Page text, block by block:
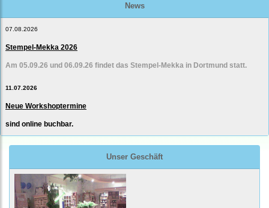
News
07.08.2026
Stempel-Mekka 2026
Am 05.09.26 und 06.09.26 findet das Stempel-Mekka in Dortmund statt.
11.07.2026
Neue Workshoptermine
sind online buchbar.
Unser Geschäft